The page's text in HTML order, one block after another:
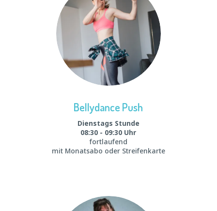
Bellydance Push
Dienstags Stunde
08:30 - 09:30 Uhr
fortlaufend
mit Monatsabo oder Streifenkarte